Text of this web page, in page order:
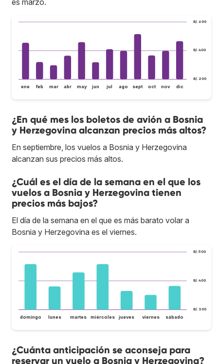
B/.200
B/.400
B/.600
ene feb mar abr may jun jul ago sept oct nov dic
¿En qué mes los boletos de avión a Bosnia
y Herzegovina alcanzan precios más altos?
En septiembre, los vuelos a Bosnia y Herzegovina
alcanzan sus precios más altos.
¿Cuál es el día de la semana en el que los
vuelos a Bosnia y Herzegovina tienen
precios más bajos?
El día de la semana en el que es más barato volar a
Bosnia y Herzegovina es el viernes.
B/.300
B/.400
B/.500
domingo lunes martes miércoles jueves viernes sábado
¿Cuánta anticipación se aconseja para
reservar un vuelo a Bosnia y Herzegovina?